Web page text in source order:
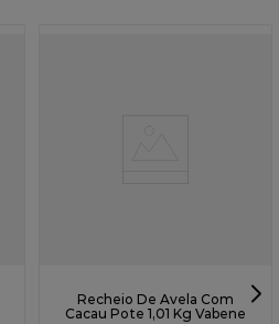
Recheio De Avela Com
Cacau Pote 1,01 Kg Vabene